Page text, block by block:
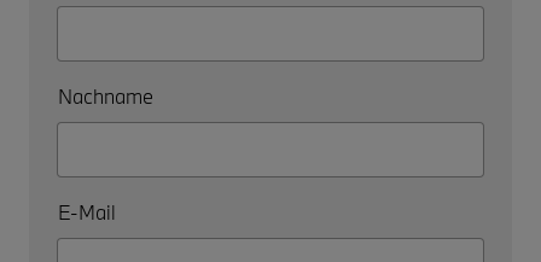
Nachname
E-Mail